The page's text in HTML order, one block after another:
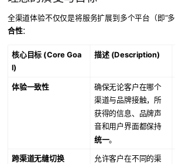
全渠道体验不仅仅是将服务扩展到多个平台（即“
合性：
核心目标 (Core Goa
l)
描述 (Description)
体验一致性
确保无论客户在哪个
渠道与品牌接触，所
获得的信息、品牌声
音和用户界面都保持
统一。
跨渠道无缝切换
允许客户在不同的渠